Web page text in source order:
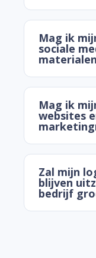
Mag ik
sociale
Mag ik
websites
Zal mijn
blijven
bedrijf